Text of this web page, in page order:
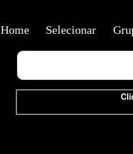
Home Selecionar